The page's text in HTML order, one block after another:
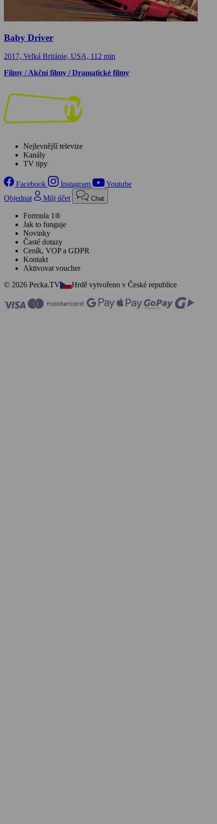
Baby Driver
2017, Velká Británie, USA, 112 min
Filmy / Akční filmy / Dramatické filmy
Nejlevnější televize
Kanály
TV tipy
Facebook Instagram
Youtube
Objednat
Můj účet Chat
Formula 1®
Jak to funguje
Novinky
Časté dotazy
Ceník, VOP a GDPR
Kontakt
Aktivovat voucher
© 2026 Pecka.TV
Hrdě vytvořeno v České republice